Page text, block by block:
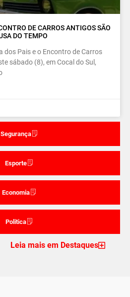
Segurança
Esporte
Economia
Politica
DE CARROS ANTIGOS SÃO
DO TEMPO
dos Pais e o Encontro de Carros
sábado (8), em Cocal do Sul,
Leia mais em Destaques